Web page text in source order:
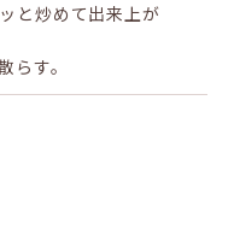
と炒めて出来上が
す。